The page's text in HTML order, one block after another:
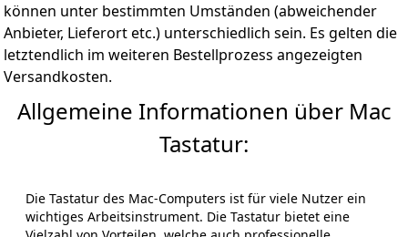
können unter bestimmten Umständen (abweichender
Anbieter, Lieferort etc.) unterschiedlich sein. Es gelten die
letztendlich im weiteren Bestellprozess angezeigten
Versandkosten.
Allgemeine Informationen über Mac
Tastatur:
Die Tastatur des Mac-Computers ist für viele Nutzer ein
wichtiges Arbeitsinstrument. Die Tastatur bietet eine